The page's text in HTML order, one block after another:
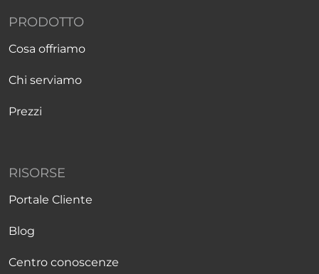
PRODOTTO
Cosa offriamo
Chi serviamo
Prezzi
RISORSE
Portale Cliente
Blog
Centro conoscenze